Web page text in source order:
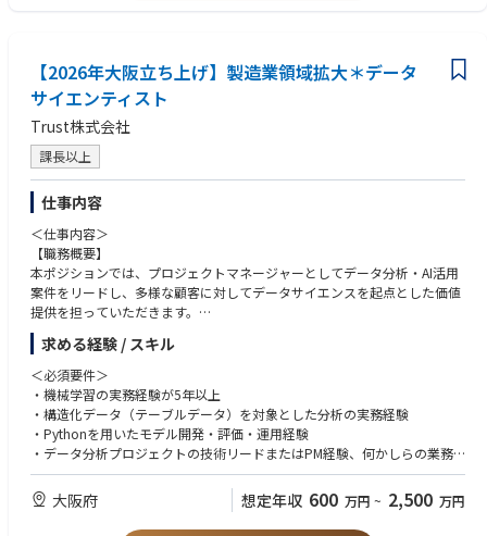
ことで得られる価値貢 献と、今後必須になる“AIの業務適応”スキル獲得
・「純粋にクライアントに向き合いたいのに売上・稼働へのプレッシャー
がノイズ…」
→営業とコンサル機能を分離したチーミングにより、プロジェクトにフ
ォーカス
・「今の待遇に満足しているが、このままでいいか不安・身動きが取れな
い…」
→待遇を維持/向上させつつ、AI・変革ノウハウを身に着け、今後の強み
を獲得
【2026年大阪立ち上げ】製造業領域拡大＊データ
サイエンティスト
Trust株式会社
課長以上
仕事内容
＜仕事内容＞
【職務概要】
本ポジションでは、プロジェクトマネージャーとしてデータ分析・AI活用
案件をリードし、多様な顧客に対してデータサイエンスを起点とした価値
提供を担っていただきます。
ジュニア〜ミドルクラスのデータサイエンティストとチームを組みなが
ら、分析戦略の設計・提案から、モデル構築、実装、運用設計（MLOps）
までを一貫して主導。さらに、実務を通じて得た知見や技術資産を基に、
同社独自の技術パッケージや自社プロダクトの創出にも関わっていただき
ます。
幅広い業種・領域に触れながら、分析×ビジネスを結ぶ上流工程から現場
実装までを横断的に担えるポジションです。
【プロジェクト体制】
2名～6名程度でチーミング
求める経験 / スキル
＜必須要件＞
・機械学習の実務経験が5年以上
・構造化データ（テーブルデータ）を対象とした分析の実務経験
・Pythonを用いたモデル開発・評価・運用経験
・データ分析プロジェクトの技術リードまたはPM経験、何かしらの業務
を推進したご経験。
・日本語による高度な業務遂行能力（日本語能力試験N1相当）
大阪府 想定年収 600 万円 ~ 2,500 万円